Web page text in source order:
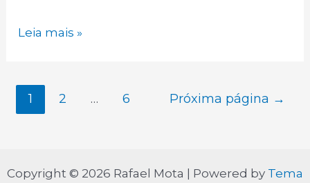
Soldador:
um
advogado
Leia mais »
Paginação
de
1 2 … 6 Próxima página →
Copyright © 2026 Rafael Mota | Powered by Tema